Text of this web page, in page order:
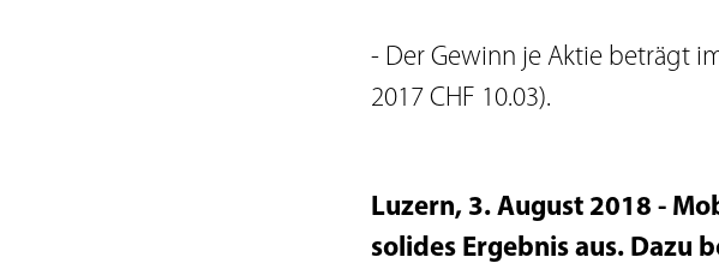
- Der Gewinn je Aktie beträgt
2017 CHF 10.03).
Luzern, 3. August 2018 -
solides Ergebnis aus. Dazu